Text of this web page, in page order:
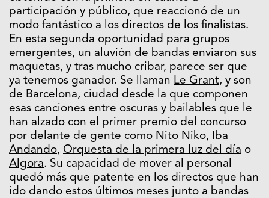
participación y público, que reaccionó de un
modo fantástico a los directos de los finalistas.
En esta segunda oportunidad para grupos
emergentes, un aluvión de bandas enviaron sus
maquetas, y tras mucho cribar, parece ser que
ya tenemos ganador. Se llaman Le Grant, y son
de Barcelona, ciudad desde la que componen
esas canciones entre oscuras y bailables que le
han alzado con el primer premio del concurso
por delante de gente como Nito Niko, Iba
Andando, Orquesta de la primera luz del día o
Algora. Su capacidad de mover al personal
quedó más que patente en los directos que han
ido dando estos últimos meses junto a bandas